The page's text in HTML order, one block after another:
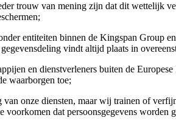
trouw van mening zijn dat dit wettelijk
entiteiten binnen de Kingspan Group
vindt altijd plaats in
en dienstverleners buiten de
waarborgen toe;
onze diensten, maar wij trainen of
voorkomen dat persoonsgegevens